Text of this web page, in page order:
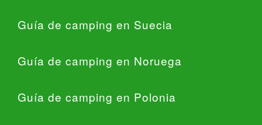
Guía de camping en Suecia
Guía de camping en Noruega
Guía de camping en Polonia